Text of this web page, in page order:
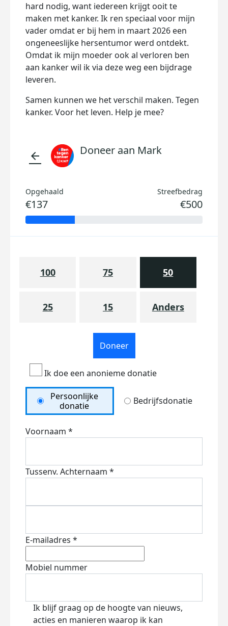
hard nodig, want iedereen krijgt ooit te
maken met kanker. Ik ren speciaal voor mijn
vader omdat er bij hem in maart 2026 een
ongeneeslijke hersentumor werd ontdekt.
Omdat ik mijn moeder ook al verloren ben
aan kanker wil ik via deze weg een bijdrage
leveren.
Samen kunnen we het verschil maken. Tegen
kanker. Voor het leven. Help je mee?
arrow_back Doneer aan Mark
Opgehaald
€137
Streefbedrag
€500
100 75 50
25 15 Anders
Doneer
Ik doe een anonieme donatie
Persoonlijke
donatie
Bedrijfsdonatie
Voornaam *
Tussenv. Achternaam *
E-mailadres *
Mobiel nummer
Ik blijf graag op de hoogte van nieuws,
acties en manieren waarop ik kan